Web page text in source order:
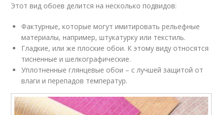
Этот вид обоев делится на несколько подвидов:
Фактурные, которые могут имитировать рельефные
материалы, например, штукатурку или текстиль.
Гладкие, или же плоские обои. К этому виду относятся
тисненные и шелкографические.
Уплотненные глянцевые обои – с лучшей защитой от
влаги и перепадов температур.